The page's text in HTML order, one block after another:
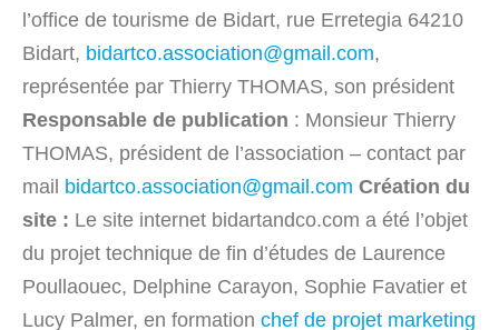
l’office de tourisme de Bidart, rue Erretegia 64210
Bidart, bidartco.association@gmail.com,
représentée par Thierry THOMAS, son président
Responsable de publication : Monsieur Thierry
THOMAS, président de l’association – contact par
mail bidartco.association@gmail.com Création du
site : Le site internet bidartandco.com a été l’objet
du projet technique de fin d’études de Laurence
Poullaouec, Delphine Carayon, Sophie Favatier et
Lucy Palmer, en formation chef de projet marketing